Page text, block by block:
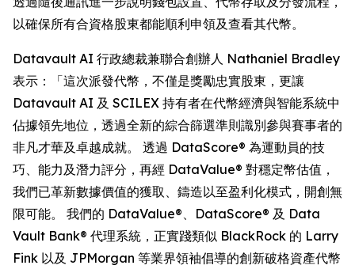
以確保所有合資格股東都能順利申領及查看其代幣。
Datavault AI 行政總裁兼聯合創辦人 Nathaniel Bradley
表示：「這次派發代幣，不僅是獎勵忠實股東，更讓
Datavault AI 及 SCILEX 持有者在代幣經濟與智能系統中
佔據領先地位，透過全新的綜合篩選準則識別參與賽事者的
非凡才華及卓越成就。 透過 DataScore® 為運動員的技
巧、能力及潛力評分，再經 DataValue® 對穩定幣估值，
我們已革新數據價值的獲取、鑄造以至盈利化模式，開創無
限可能。 我們的 DataValue®、DataScore® 及 Data
Vault Bank® 代理系統，正實踐類似 BlackRock 的 Larry
Fink 以及 JPMorgan 等業界領袖倡導的創新破格資產代幣